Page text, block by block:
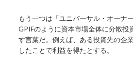
もう一つは「ユニバーサル・オーナ
GPIFのように資本市場全体に分散投
す言葉だ。例えば、ある投資先の企
したことで利益を得たとする。